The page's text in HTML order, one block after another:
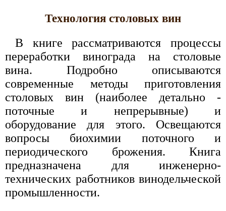
Технология столовых вин
В книге рассматриваются процессы
переработки винограда на столовые
вина. Подробно описываются
современные методы приготовления
столовых вин (наиболее детально -
поточные и непрерывные) и
оборудование для этого. Освещаются
вопросы биохимии поточного и
периодического брожения. Книга
предназначена для инженерно-
технических работников винодельческой
промышленности.